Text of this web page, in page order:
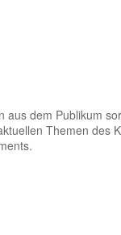
aus dem Publikum
Themen des